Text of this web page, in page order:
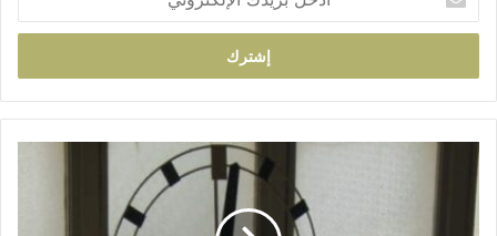
خ
ب
ر
د
ك
ا
ل
أ
ع
ل
ا